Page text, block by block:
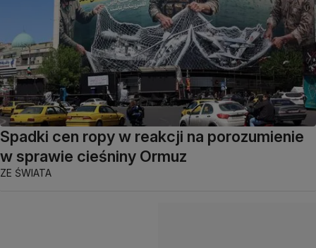
Spadki cen ropy w reakcji na porozumienie
w sprawie cieśniny Ormuz
ZE ŚWIATA